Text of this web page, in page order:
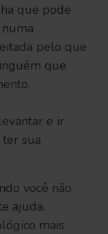
que pode
pelo que
que
e ir
sua
você não
ajuda.
mais